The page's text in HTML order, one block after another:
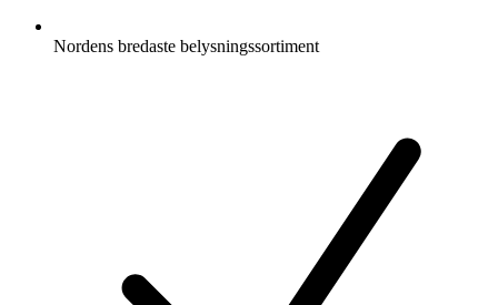
Nordens bredaste belysningssortiment